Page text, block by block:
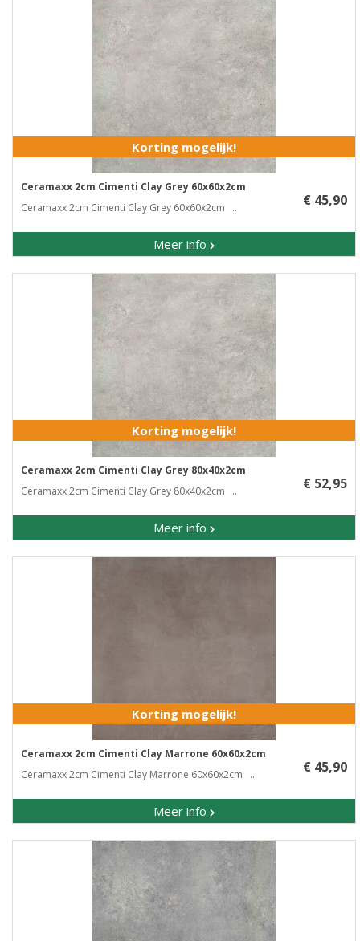
Korting mogelijk!
Ceramaxx 2cm Cimenti Clay Grey 60x60x2cm
Ceramaxx 2cm Cimenti Clay Grey 60x60x2cm ..
Meer info
€ 45,90
Korting mogelijk!
Ceramaxx 2cm Cimenti Clay Grey 80x40x2cm
Ceramaxx 2cm Cimenti Clay Grey 80x40x2cm ..
Meer info
€ 52,95
Korting mogelijk!
Ceramaxx 2cm Cimenti Clay Marrone 60x60x2cm
Ceramaxx 2cm Cimenti Clay Marrone 60x60x2cm ..
Meer info
€ 45,90